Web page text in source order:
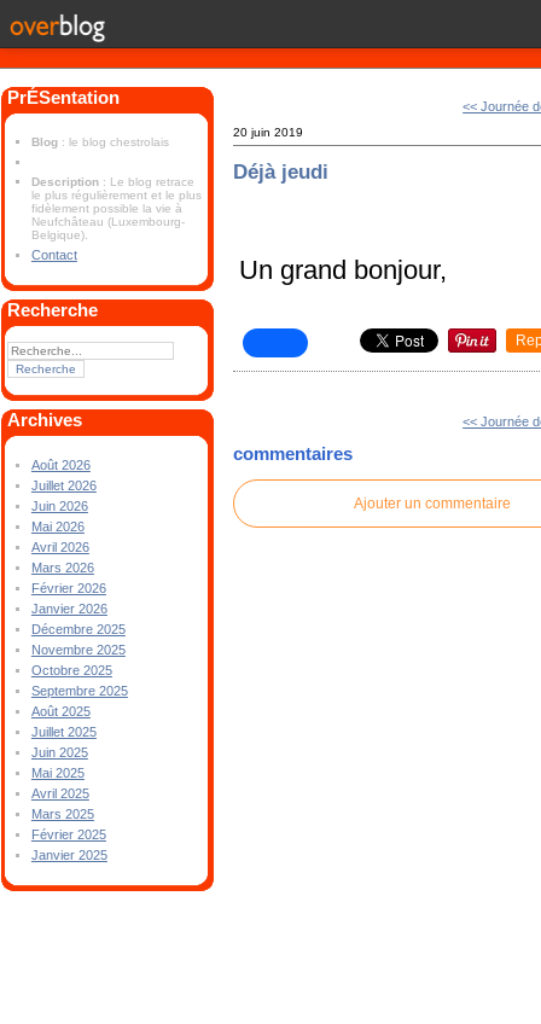
PrÉSentation
Blog : le blog chestrolais
Description : Le blog retrace
le plus régulièrement et le plus
fidèlement possible la vie à
Neufchâteau (Luxembourg-
Belgique).
Contact
Recherche
Archives
Août 2026
Juillet 2026
Juin 2026
Mai 2026
Avril 2026
Mars 2026
Février 2026
Janvier 2026
Décembre 2025
Novembre 2025
Octobre 2025
Septembre 2025
Août 2025
Juillet 2025
Juin 2025
Mai 2025
Avril 2025
Mars 2025
Février 2025
Janvier 2025
<< Journée
20 juin 2019
Déjà jeudi
Un grand bonjour,
<< Journée
commentaires
Ajouter un commentaire